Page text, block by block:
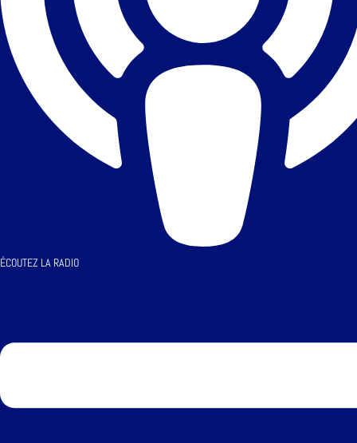
ÉCOUTEZ LA RADIO